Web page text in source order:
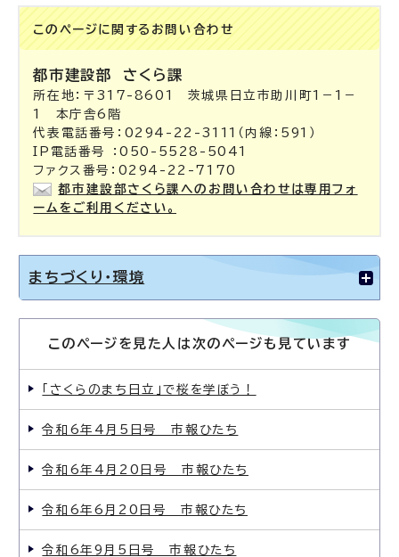
このページに関する お問い合わせ
都市建設部 さくら課
所在地：〒317-8601 茨城県日立市助川町1－1－
1 本庁舎6階
代表電話番号：0294-22-3111（内線：591）
IP電話番号 ：050-5528-5041
ファクス番号：0294-22-7170
都市建設部さくら課へのお問い合わせは専用フォ
ームをご利用ください。
まちづくり・環境
このページを見た人は次のページも見ています
「さくらのまち日立」で桜を学ぼう！
令和6年4月5日号 市報ひたち
令和6年4月20日号 市報ひたち
令和6年6月20日号 市報ひたち
令和6年9月5日号 市報ひたち